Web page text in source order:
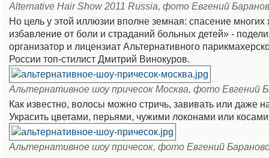
Alternative Hair Show 2011 Russia, фото Евгений
Но цель у этой иллюзии вполне земная: спасение многих
избавление от боли и страданий больных детей» -
организатор и лицензиат Альтернативного
России топ-стилист Дмитрий Винокуров.
Альтернативное шоу причесок Москва, фото Евгений
Как известно, волосы можно стричь, завивать или даже
Украсить цветами, перьями, чужими локонами или
Альтернативное шоу причесок, фото Евгений